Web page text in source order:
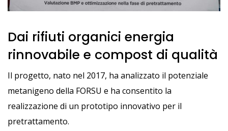
Dai rifiuti organici energia
rinnovabile e compost di qualità
Il progetto, nato nel 2017, ha analizzato il potenziale
metanigeno della FORSU e ha consentito la
realizzazione di un prototipo innovativo per il
pretrattamento.